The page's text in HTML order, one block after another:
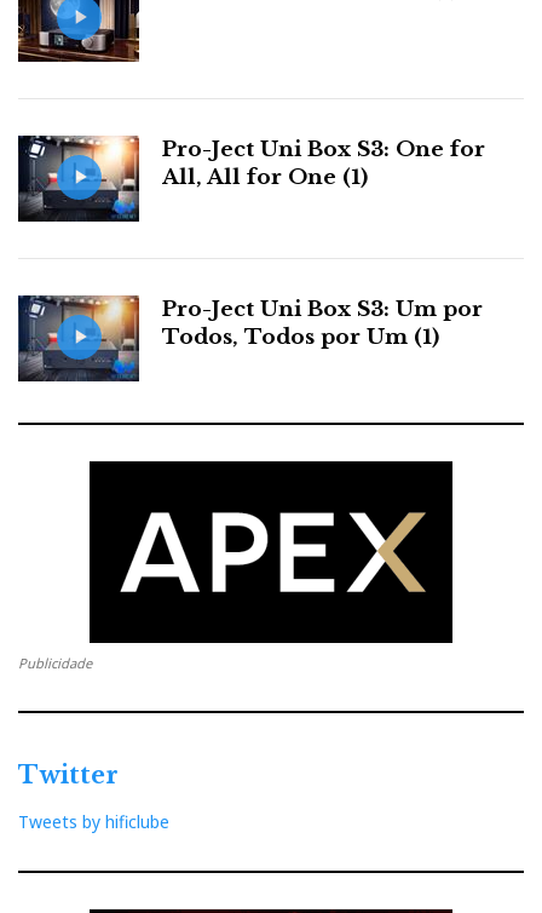
Pro-Ject Uni Box S3: One for
All, All for One (1)
Pro-Ject Uni Box S3: Um por
Todos, Todos por Um (1)
Publicidade
Twitter
Tweets by hificlube